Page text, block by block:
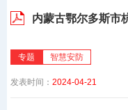
内蒙古鄂尔多斯市
专题 智慧安防
发表时间： 2024-04-21